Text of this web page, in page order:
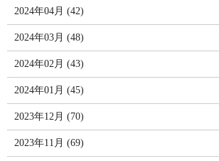
2024年04月 (42)
2024年03月 (48)
2024年02月 (43)
2024年01月 (45)
2023年12月 (70)
2023年11月 (69)